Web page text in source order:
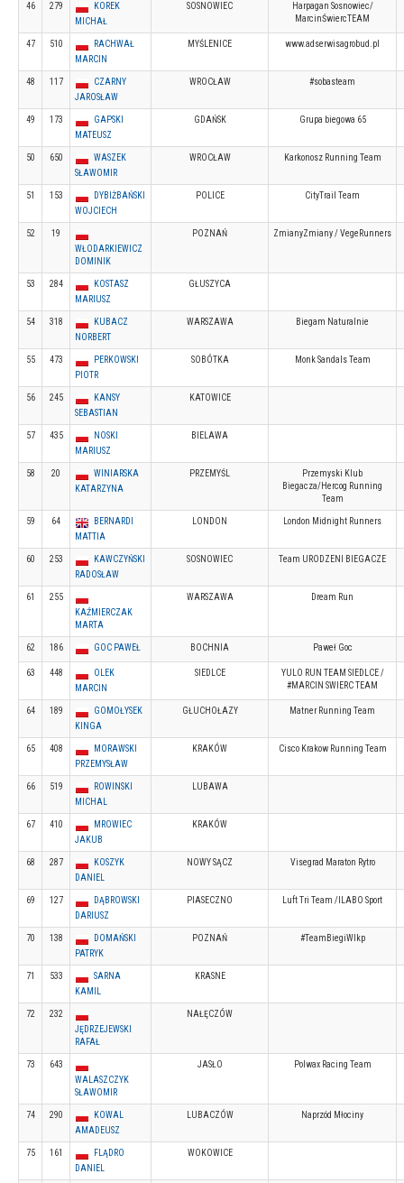
46 279
KOREK
MICHAŁ
SOSNOWIEC
Harpagan Sosnowiec/
MarcinŚwiercTEAM
47 510
RACHWAŁ
MARCIN
MYŚLENICE www.adserwisagrobud.pl
48 117
CZARNY
JAROSŁAW
WROCŁAW #sobasteam
49 173
GAPSKI
MATEUSZ
GDAŃSK Grupa biegowa 65
50 650
WASZEK
SŁAWOMIR
WROCŁAW Karkonosz Running Team
51 153
DYBIŻBAŃSKI
WOJCIECH
POLICE CityTrail Team
52
19
WŁODARKIEWICZ
DOMINIK
POZNAŃ ZmianyZmiany / VegeRunners
53 284
KOSTASZ
MARIUSZ
GŁUSZYCA
54 318
KUBACZ
NORBERT
WARSZAWA Biegam Naturalnie
55 473
PERKOWSKI
PIOTR
SOBÓTKA Monk Sandals Team
56 245
KANSY
SEBASTIAN
KATOWICE
57 435
NOSKI
MARIUSZ
BIELAWA
58 20
WINIARSKA
KATARZYNA
PRZEMYŚL
Przemyski Klub
Biegacza/Hercog Running
Team
59 64
BERNARDI
MATTIA
LONDON London Midnight Runners
60 253
KAWCZYŃSKI
RADOSŁAW
SOSNOWIEC Team URODZENI BIEGACZE
61
255
KAŹMIERCZAK
MARTA
WARSZAWA Dream Run
62 186 GOC PAWEŁ BOCHNIA Paweł Goc
63 448
OLEK
MARCIN
SIEDLCE
YULO RUN TEAM SIEDLCE /
#MARCIN SWIERC TEAM
64 189
GOMOŁYSEK
KINGA
GŁUCHOŁAZY Matner Running Team
65 408
MORAWSKI
PRZEMYSŁAW
KRAKÓW Cisco Krakow Running Team
66 519
ROWINSKI
MICHAL
LUBAWA
67 410
MROWIEC
JAKUB
KRAKÓW
68 287
KOSZYK
DANIEL
NOWY SĄCZ Visegrad Maraton Rytro
69 127
DĄBROWSKI
DARIUSZ
PIASECZNO Luft Tri Team /ILABO Sport
70 138
DOMAŃSKI
PATRYK
POZNAŃ #TeamBiegiWlkp
71 533
SARNA
KAMIL
KRASNE
72
232
JĘDRZEJEWSKI
RAFAŁ
NAŁĘCZÓW
73
643
WALASZCZYK
SŁAWOMIR
JASŁO Polwax Racing Team
74 290
KOWAL
AMADEUSZ
LUBACZÓW Naprzód Młociny
75 161
FLĄDRO
DANIEL
WOKOWICE